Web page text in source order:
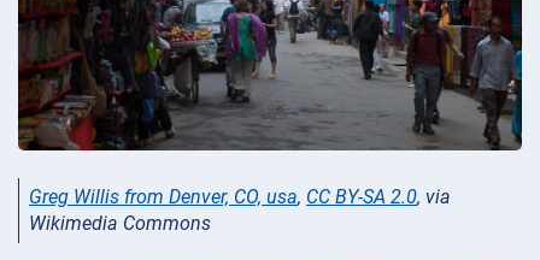
Greg Willis from Denver, CO, usa, CC BY-SA 2.0, via
Wikimedia Commons